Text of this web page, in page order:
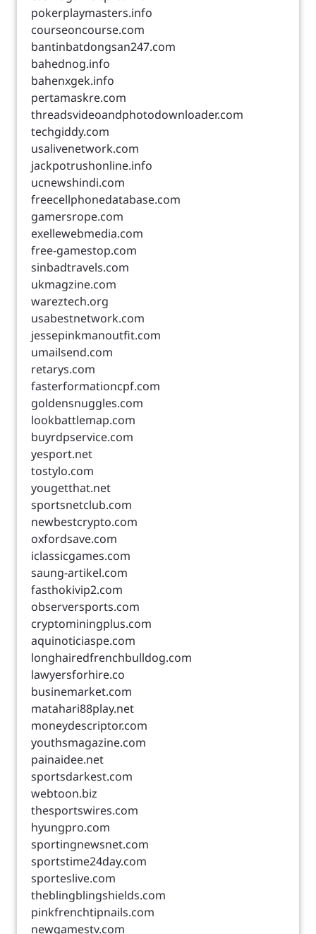
pokerplaymasters.info
courseoncourse.com
bantinbatdongsan247.com
bahednog.info
bahenxgek.info
pertamaskre.com
threadsvideoandphotodownloader.com
techgiddy.com
usalivenetwork.com
jackpotrushonline.info
ucnewshindi.com
freecellphonedatabase.com
gamersrope.com
exellewebmedia.com
free-gamestop.com
sinbadtravels.com
ukmagzine.com
wareztech.org
usabestnetwork.com
jessepinkmanoutfit.com
umailsend.com
retarys.com
fasterformationcpf.com
goldensnuggles.com
lookbattlemap.com
buyrdpservice.com
yesport.net
tostylo.com
yougetthat.net
sportsnetclub.com
newbestcrypto.com
oxfordsave.com
iclassicgames.com
saung-artikel.com
fasthokivip2.com
observersports.com
cryptominingplus.com
aquinoticiaspe.com
longhairedfrenchbulldog.com
lawyersforhire.co
businemarket.com
matahari88play.net
moneydescriptor.com
youthsmagazine.com
painaidee.net
sportsdarkest.com
webtoon.biz
thesportswires.com
hyungpro.com
sportingnewsnet.com
sportstime24day.com
sporteslive.com
theblingblingshields.com
pinkfrenchtipnails.com
newgamestv.com